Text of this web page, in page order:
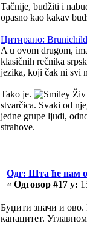
Tačnije, budžiti i
opasno kao kakav
Цитирано:
A u ovom drugom,
klasičnih rečnika
jezika, koji čak ni svi
Tako je.
Živ
stvarčica. Svaki od
jedne grupe ljudi,
strahove.
Одг: Шта ће нам
« Одговор #17 у:
Буџити значи и ово.
капацитет.